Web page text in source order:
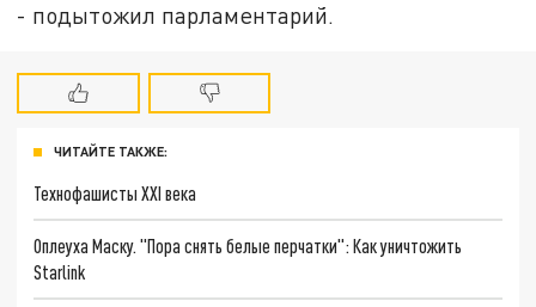
- подытожил парламентарий.
ЧИТАЙТЕ ТАКЖЕ:
Технофашисты XXI века
Оплеуха Маску. "Пора снять белые перчатки": Как уничтожить
Starlink